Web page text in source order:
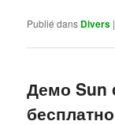
Publié dans Divers |
Демо Sun